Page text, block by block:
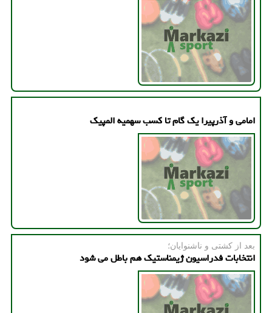
امامی و آذرپیرا یک گام تا کسب سهمیه المپیک
بعد از كشتی و ناشنوایان؛
انتخابات فدراسیون ژیمناستیک هم باطل می شود